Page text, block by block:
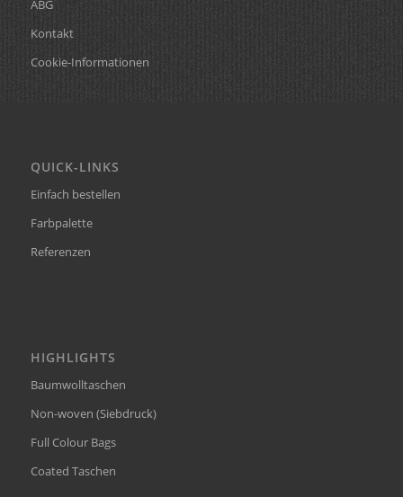
ABG
Kontakt
Cookie-Informationen
QUICK-LINKS
Einfach bestellen
Farbpalette
Referenzen
HIGHLIGHTS
Baumwolltaschen
Non-woven (Siebdruck)
Full Colour Bags
Coated Taschen